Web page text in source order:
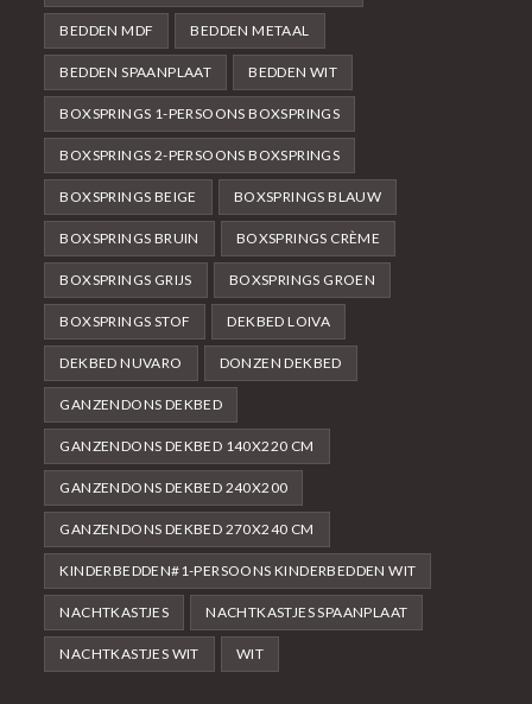
BEDDEN MDF BEDDEN METAAL
BEDDEN SPAANPLAAT BEDDEN WIT
BOXSPRINGS 1-PERSOONS BOXSPRINGS
BOXSPRINGS 2-PERSOONS BOXSPRINGS
BOXSPRINGS BEIGE BOXSPRINGS BLAUW
BOXSPRINGS BRUIN BOXSPRINGS CRÈME
BOXSPRINGS GRIJS BOXSPRINGS GROEN
BOXSPRINGS STOF DEKBED LOIVA
DEKBED NUVARO DONZEN DEKBED
GANZENDONS DEKBED
GANZENDONS DEKBED 140X220 CM
GANZENDONS DEKBED 240X200
GANZENDONS DEKBED 270X240 CM
KINDERBEDDEN#1-PERSOONS KINDERBEDDEN WIT
NACHTKASTJES NACHTKASTJES SPAANPLAAT
NACHTKASTJES WIT WIT